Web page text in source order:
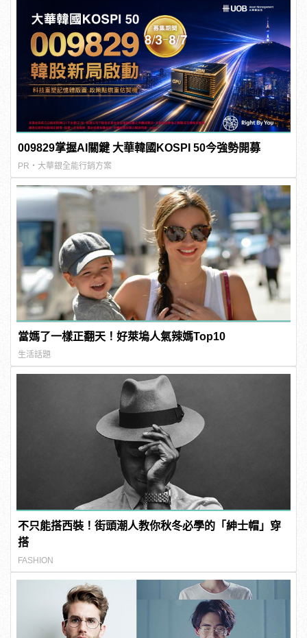
009829掌握AI關鍵 大華韓國KOSPI 50今強勢開募
PR・大華銀全能行銷方案
當媽了一樣正翻天！好萊塢人氣辣媽Top10
生活話題
不只能搭西裝！街頭潮人教你秋冬必學的「紳士帽」穿
搭
FASHION